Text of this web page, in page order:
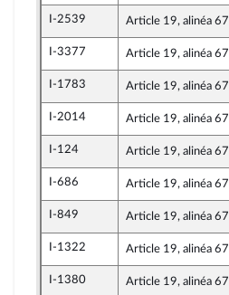
I-2539 Article 19, alinéa 67
I-3377 Article 19, alinéa 67
I-1783 Article 19, alinéa 67
I-2014 Article 19, alinéa 67
I-124 Article 19, alinéa 67
I-686 Article 19, alinéa 67
I-849 Article 19, alinéa 67
I-1322 Article 19, alinéa 67
I-1380 Article 19, alinéa 67